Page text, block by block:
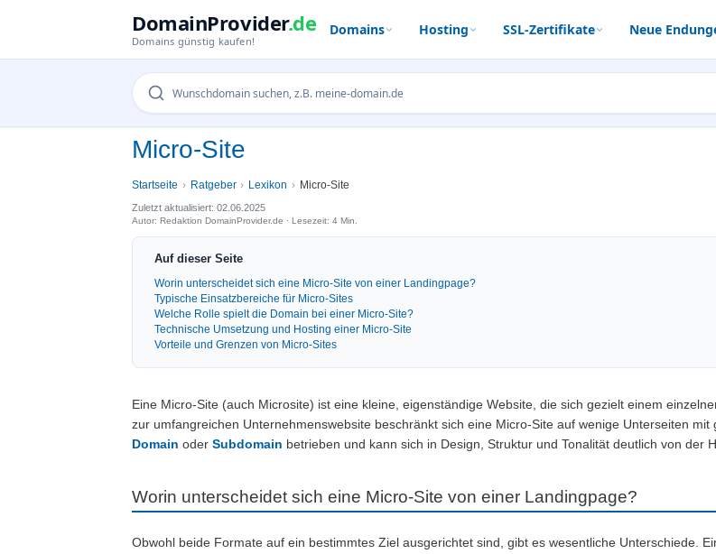
DomainProvider.de
Domains günstig kaufen!
Domains Hosting SSL-Zertifikate Neue
Micro-Site
Startseite Ratgeber Lexikon Micro-Site
Zuletzt aktualisiert: 02.06.2025
Autor: Redaktion DomainProvider.de · Lesezeit: 4 Min.
Auf dieser Seite
Worin unterscheidet sich eine Micro-Site von einer Landingpage?
Typische Einsatzbereiche für Micro-Sites
Welche Rolle spielt die Domain bei einer Micro-Site?
Technische Umsetzung und Hosting einer Micro-Site
Vorteile und Grenzen von Micro-Sites
Eine Micro-Site (auch Microsite) ist eine kleine, eigenständige Website, die sich gezielt einem
zur umfangreichen Unternehmenswebsite beschränkt sich eine Micro-Site auf wenige Unterseiten
Domain oder Subdomain betrieben und kann sich in Design, Struktur und Tonalität deutlich von der
Worin unterscheidet sich eine Micro-Site von einer Landingpage?
Obwohl beide Formate auf ein bestimmtes Ziel ausgerichtet sind, gibt es wesentliche Unterschiede.